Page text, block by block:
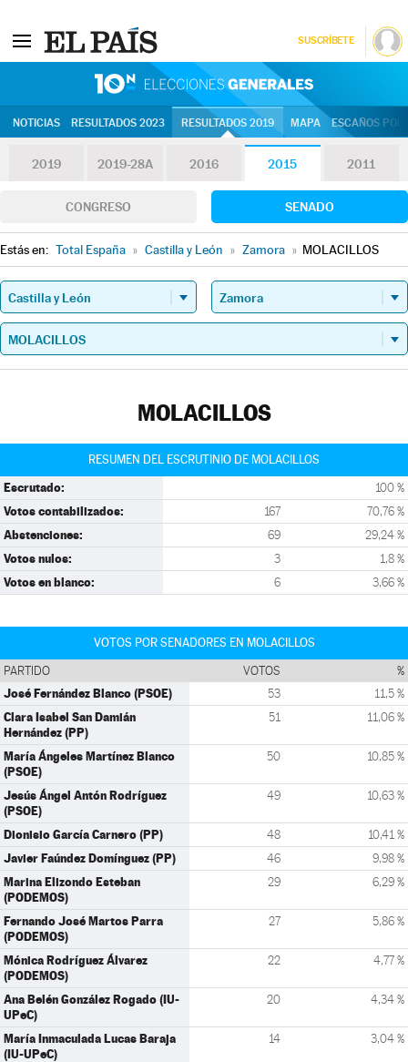
SUSCRÍBETE
NOTICIAS RESULTADOS 2023 RESULTADOS 2019 MAPA ESCAÑOS
2019 2019-28A 2016 2015 2011
CONGRESO SENADO
Estás en: Total España » Castilla y León » Zamora » MOLACILLOS
MOLACILLOS
RESUMEN DEL ESCRUTINIO DE MOLACILLOS
Escrutado: 100 %
Votos contabilizados: 167 70,76 %
Abstenciones: 69 29,24 %
Votos nulos: 3 1,8 %
Votos en blanco: 6 3,66 %
VOTOS POR SENADORES EN MOLACILLOS
PARTIDO VOTOS %
José Fernández Blanco (PSOE) 53 11,5 %
Clara Isabel San Damián
Hernández (PP)
51 11,06 %
María Ángeles Martínez Blanco
(PSOE)
50 10,85 %
Jesús Ángel Antón Rodríguez
(PSOE)
49 10,63 %
Dionisio García Carnero (PP) 48 10,41 %
Javier Faúndez Domínguez (PP) 46 9,98 %
Marina Elizondo Esteban
(PODEMOS)
29 6,29 %
Fernando José Martos Parra
(PODEMOS)
27 5,86 %
Mónica Rodríguez Álvarez
(PODEMOS)
22 4,77 %
Ana Belén González Rogado (IU-
UPeC)
20 4,34 %
María Inmaculada Lucas Baraja
(IU-UPeC)
14 3,04 %